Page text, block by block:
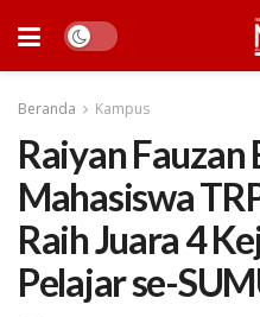
Beranda Kampus
Raiyan Fauzan
Mahasiswa
Raih Juara 4
Pelajar se-